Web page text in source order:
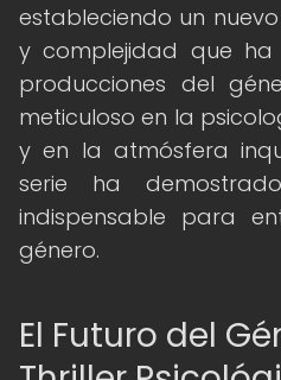
estableciendo un
y complejidad que
producciones del
meticuloso en la
y en la atmósfera
serie ha
indispensable para
género.
El Futuro del